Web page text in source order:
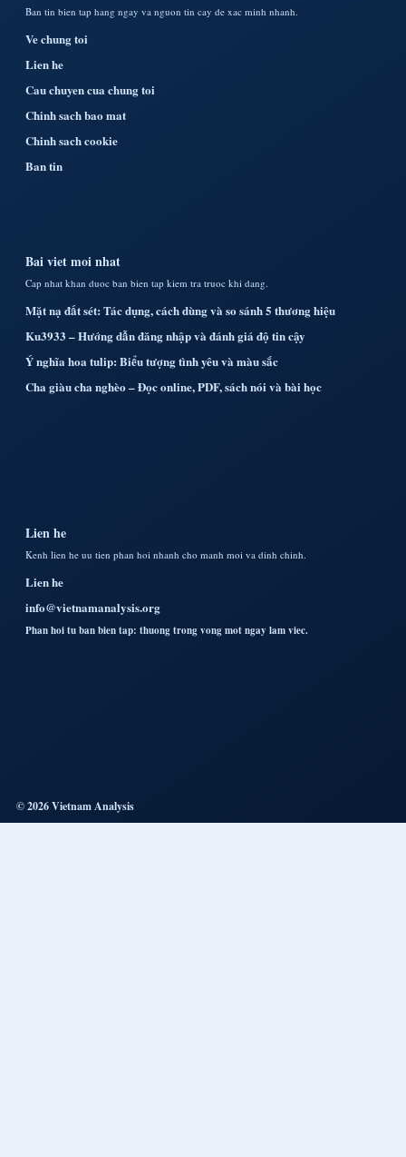
Ban tin bien tap hang ngay va nguon tin cay de xac minh nhanh.
Ve chung toi
Lien he
Cau chuyen cua chung toi
Chinh sach bao mat
Chinh sach cookie
Ban tin
Bai viet moi nhat
Cap nhat khan duoc ban bien tap kiem tra truoc khi dang.
Mặt nạ đất sét: Tác dụng, cách dùng và so sánh 5 thương hiệu
Ku3933 – Hướng dẫn đăng nhập và đánh giá độ tin cậy
Ý nghĩa hoa tulip: Biểu tượng tình yêu và màu sắc
Cha giàu cha nghèo – Đọc online, PDF, sách nói và bài học
Lien he
Kenh lien he uu tien phan hoi nhanh cho manh moi va dinh chinh.
Lien he
info@vietnamanalysis.org
Phan hoi tu ban bien tap: thuong trong vong mot ngay lam viec.
© 2026 Vietnam Analysis